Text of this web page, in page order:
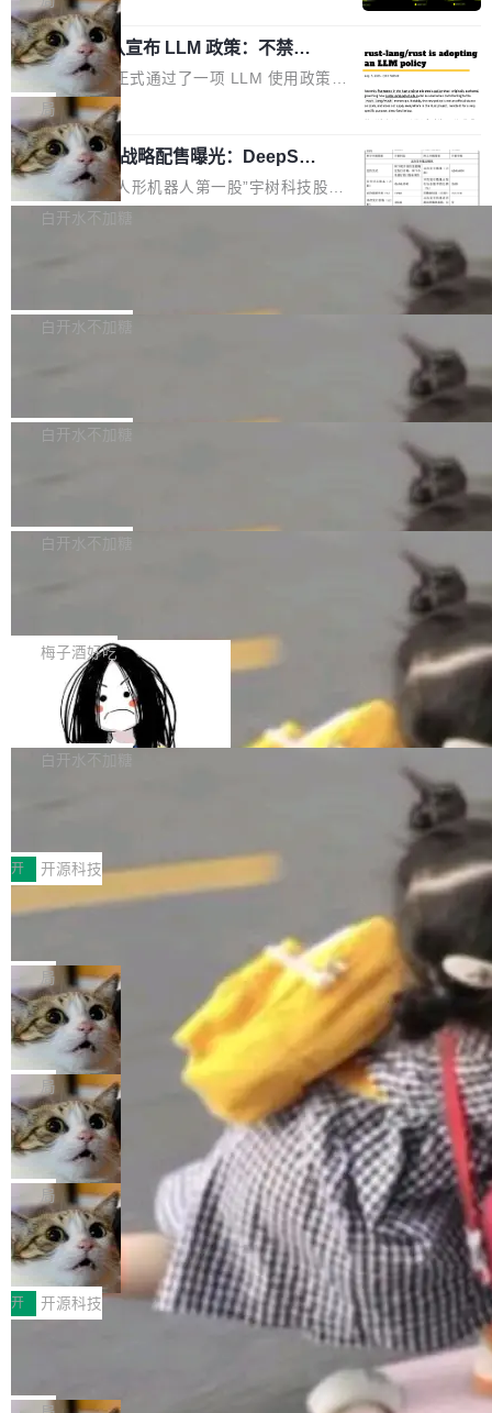
问，围绕开源鸿蒙技术能力、设备适配、芯片适
配、功耗与稳定性调优、兼容性测评及统一互联
等内容展开系统讲解和实战交流，帮助企业进一
步了解开源鸿蒙在智能...
起事故，其中四起与 AI/Copilot 服务相关。 Git
Hub 员工 kdaigle 在 HN 讨论中贴出了一组数
据：2025 年全年 10 亿次 commit。现在，每周
2.75 亿次，全年预计 140 亿次。GitHub...
象：Recursive Language Model（RLM）和 C
ontinual Harness。在 ARC-AGI 3 基准测试
上，Prime Agent + Opus 5 的组合达到了 95.
5% RHAE Best@1，超过了 ARC 报告的人类专
家基线 95.4%。 不是又一个 coding agent 包装
器 Prime Agent 的架构和市面上大多数 coding
agent 有本质区别。大多数 agent harness 的设
计是基于早期模型的能力—...
Rust 项目团队宣布 LLM 政策：不禁
止，但你要承认哪些代码不是你写的
Rust 语言项目正式通过了一项 LLM 使用政策，
覆盖 rust-lang/rust 单一仓库的代码贡献。这不
是项目级别的官方立场，目前由五个团队采纳，
但它可能是主流开源项目中关于 AI 辅助贡献最
细致的一份规则。 政策的核心只有一句话：LLM
可以用来分析、提炼、审阅、建议，但不能用来
不得生成涉及安全性的关键变更，除非作者本身
局
宇树科技 IPO 战略配售曝光：DeepSe
ek 获配 93.3 万股，锁定 36 个月
8月6日晚间，“人形机器人第一股”宇树科技股份
有限公司披露IPO发行价格及战略配售结果，杭
36个月。 公告显示，本次宇树科技战略配售对
员工参与设立的专项资产管理计划。其中，Dee
获配9...
白开水不加糖
Bug fixes and enhancements 修复多次传递同
一个回归问题，该问题导致拉取镜像时会拒绝包
题，该问题可能导致在旧版 Linux 内核...
白开水不加糖
e 孵化器项目管理委员会（IPMC）投票中获得
P）！这一里程碑不仅标志着 Fluss 迈入新的发
白开水不加糖
长期停止内容更新，未能实现其作为“AI版维基百
提交的编辑请求也长期处于待处理状态。 Groki
pedia 于去年底上线，定位为由人工智能生成内
容的百科平台，被马斯克视为传统众包百科网站
维基百科的替代方案。Lawfare 调查发现，无论
热门页面还是低关注度页面，均未出现近期更
白开水不加糖
是这样的：配 MessageSource 的 Bean、写 R
eloadableResourceBundleMessageSource、
声明 LocaleResolver、注册 LocaleChangeInt
erceptor…五六步之后才能看到第一行翻译文
本。 Solon 换了个方式。整个 i18n 模块围绕三
梅子酒好吃
Apache Doris 4.1 全面增强 Iceberg：
支持 UPDATE、MERGE INTO 与 Iceb
erg V3
Apache Doris 4.1 要补齐的，正是缺失的那一
半。在已有查询能力的基础上，Doris 进一步支
常维护操作，并完整支持 Iceberg V3 格式。
白开水不加糖
村国家自主创新示范区会议中心开幕。本届大会
由中关村智联软件服务业质量创新联盟主办，以
“智构可信·质创未来——AI原生时代的质量新范
式”为主题，直面AI从实验室走向规模化产业落地
的核心质量命题。会上，《2026智能研发生产力
工具选型手册》发布，Testin云测的Testin XAge
nt智能测试系统入选AI测试领域代表产品。对CI
O而言，这提示了一个转变：AI测试正在从效率
工具升级为企业的质量基础设施。 CIO面对的新
现实 过去两年，CIO们的焦虑清单上多了两项：
一是如何让大模型和智能体应用安全地从PoC走
向生产，二是如何让测试团队跟得上AI应用...
开 开源科技
让非法状态不可表示：一篇关于 ADT
有一种东西，一旦用过就回不去了。Alex Fedos
eev 管它叫"软件设计的基石"。 他说的东西不新
鲜——代数数据类型（ADT），尤其是和类型
（sum type）。但他说清楚了一件事：这不是类
型系统的学术体操，是日常编码的思维方式。 文
章从一个简单的例子切入。一个网站的深色主题
设置，如果用布尔值 + 可空字段来表示——bool
ean 表示是否可切换，nullable 的默认模式、浅
色方案、深色方案——会产生大量无意义的组
合。方案缺了、配置冲突了、全 null 了。要知道
哪些组合有效，作者说，你得靠"文档、校验、或
者部落知识"。 换个写法。Rust 的 enum，两个
变体：Switchable...
局
Cloudflare 开源内部企业 AI 平台 Clou
dflare OS
Cloudflare 发布了一个开源项目 Cloudflare O
S。如果你只看官方博客，你会觉得这是又一
个"AI 知识库 + 聊天机器人"——每个大厂都在
做，没什么新鲜的。 但 Kenton Varda 在 Twitte
r 上把事情说清楚了： 今天我们发布了 Cloudfla
re OS，一个带连接器的聊天机器人，跟其他所
有科技公司做的一样。只不过，实际上它不一
样。这是 Sandstorm.io 的重制版，我十年前的
那个创业公司。不同的是，这次它构建在 Cloudf
lare Workers 上——我花了九年时间搭建的平台
——并且深度集成了 AI。这基本上是我十年秘密
局
Deno 团队开源 Celld，可自托管的分
布式 Durable Objects
Ryan Dahl 领导的 Deno 团队推出了最新开源项
目 Celld，一个能在自己机器上运行 Cloudflare
Workers 和 Durable Objects 的守护进程。 设
计思路很直接：每个对象是一个独立的 SQLite
数据库，按名称寻址，复制到你自己的 S3 兼容
存储库里。节点之间只通过这个存储库协调——
没有控制平面，没有共识协议。每个对象自带一
个小型数据库，应用天然按分片构建，单个数据
库的竞争和爆炸半径问题在设计层面就被消除
了。 闲置的 cell 会休眠到几乎不占资源。当 cel
局
鲁大师7月新机性能/流畅/AI榜：vivo夺
性能、流畅双第一，三星Galaxy Z系列
新折叠缺席
2026年7月的手机市场，由于存储等硬件成本暴
增，手机厂商的日子也不好过啊，新机速度明显
放缓，因此硝烟味淡了许多。新机参数规格除开
Fold8 / Z Flip8）外，其余要么是中低端机器，
例如iQOO Z11i、REDMI Note 17、REDMI No
开 开源科技
Zed 编辑器团队发布了新项目——DeltaDB，一
个在 git commit 之间记录每一次编辑操作的版